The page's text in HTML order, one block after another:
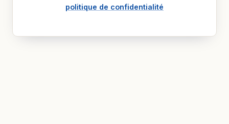
politique de confidentialité